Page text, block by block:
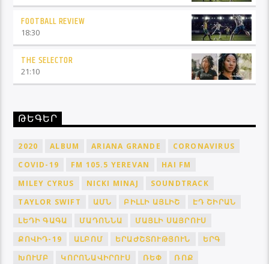
FOOTBALL REVIEW
18:30
THE SELECTOR
21:10
ԹԵԳԵՐ
2020 ALBUM ARIANA GRANDE
CORONAVIRUS
COVID-19
FM 105.5 YEREVAN
HAI FM
MILEY CYRUS
NICKI MINAJ
SOUNDTRACK
TAYLOR SWIFT
ԱՄՆ ԲԻԼԼԻ ԱՅԼԻՇ
ԷԴ ՇԻՐԱՆ
ԼԵԴԻ ԳԱԳԱ
ՄԱԴՈՆՆԱ
ՄԱՅԼԻ ՍԱՅՐՈՒՍ
ՔՈՎԻԴ-19
ԱԼԲՈՄ ԵՐԱԺՇՏՈՒԹՅՈՒՆ
ԵՐԳ
ԽՈՒՄԲ
ԿՈՐՈՆԱՎԻՐՈՒՍ ՌԵՓ
ՌՈՔ